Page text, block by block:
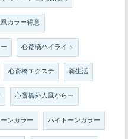
カラー得意
心斎橋ハイライト
心斎橋エクステ 新生活
心斎橋外人風からー
ンカラー ハイトーンカラー